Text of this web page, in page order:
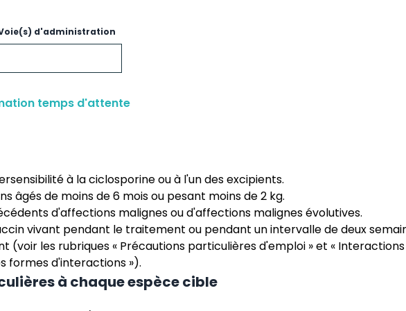
d'administration
temps d'attente
à la ciclosporine ou à l'un des excipients.
âgés de moins de 6 mois ou pesant moins de 2 kg.
d'affections malignes ou d'affections malignes évolutives.
vivant pendant le traitement ou pendant un intervalle de deux
(voir les rubriques « Précautions particulières d'emploi » et « Interactions
formes d'interactions »).
à chaque espèce cible